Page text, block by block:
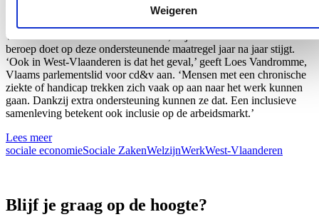
Weigeren
onder bepaalde voorwaarden in aanmerking voor
van Werk Jo Brouns bekend maakte, blijkt dat het aantal mensen dat
beroep doet op deze ondersteunende maatregel jaar na jaar stijgt.
‘Ook in West-Vlaanderen is dat het geval,’ geeft Loes Vandromme,
Vlaams parlementslid voor cd&v aan. ‘Mensen met een chronische
ziekte of handicap trekken zich vaak op aan naar het werk kunnen
gaan. Dankzij extra ondersteuning kunnen ze dat. Een inclusieve
samenleving betekent ook inclusie op de arbeidsmarkt.’
Lees meer
sociale economieSociale ZakenWelzijnWerkWest-Vlaanderen
Blijf je graag op de hoogte?